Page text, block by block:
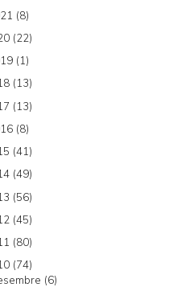
(8)
(22)
(1)
(13)
(13)
(8)
(41)
(49)
(56)
(45)
(80)
(74)
(6)